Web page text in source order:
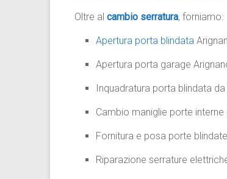
Oltre al cambio serratura, forniamo:
Apertura porta blindata
Apertura porta garage
Inquadratura porta blindata da
Cambio maniglie porte interne
Fornitura e posa porte
Riparazione serrature